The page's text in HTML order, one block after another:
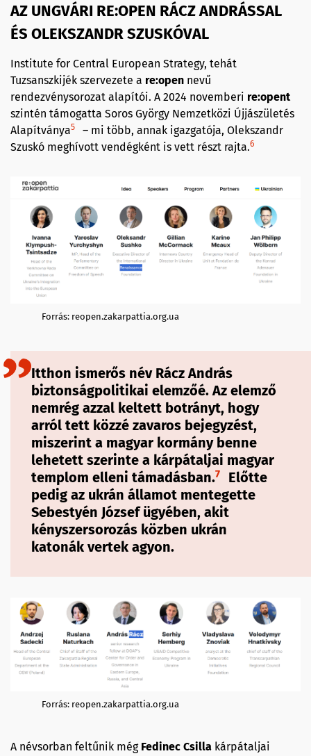
AZ UNGVÁRI RE:OPEN RÁCZ ANDRÁSSAL
ÉS OLEKSZANDR SZUSKÓVAL
Institute for Central European Strategy, tehát
Tuzsanszkijék szervezete a re:open nevű
rendezvénysorozat alapítói. A 2024 novemberi re:opent
szintén támogatta Soros György Nemzetközi Újjászületés
Alapítványa5
– mi több, annak igazgatója, Olekszandr
Szuskó meghívott vendégként is vett részt rajta.6
Forrás: reopen.zakarpattia.org.ua
Itthon ismerős név Rácz András
biztonságpolitikai elemzőé. Az elemző
nemrég azzal keltett botrányt, hogy
arról tett közzé zavaros bejegyzést,
miszerint a magyar kormány benne
lehetett szerinte a kárpátaljai magyar
templom elleni támadásban.7
Előtte
pedig az ukrán államot mentegette
Sebestyén József ügyében, akit
kényszersorozás közben ukrán
katonák vertek agyon.
Forrás: reopen.zakarpattia.org.ua
A névsorban feltűnik még Fedinec Csilla kárpátaljai